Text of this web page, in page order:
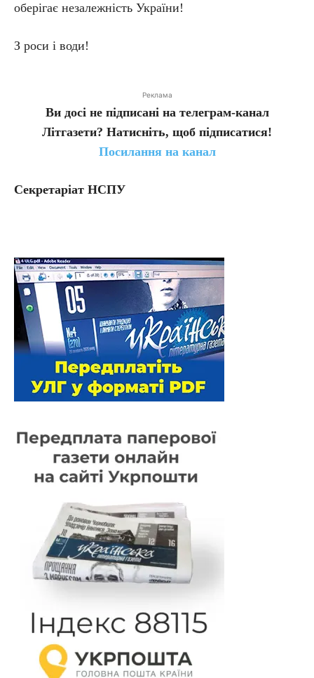
оберігає незалежність України!
З роси і води!
Реклама
Ви досі не підписані на телеграм-канал
Літгазети? Натисніть, щоб підписатися!
Посилання на канал
Секретаріат НСПУ